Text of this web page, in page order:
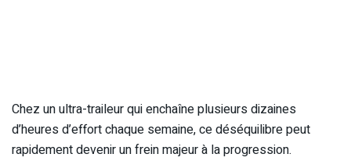
Chez un ultra-traileur qui enchaîne plusieurs dizaines
d’heures d’effort chaque semaine, ce déséquilibre peut
rapidement devenir un frein majeur à la progression.